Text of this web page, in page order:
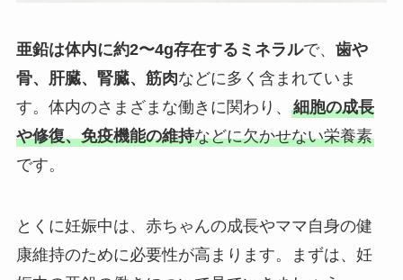
亜鉛は体内に約2〜4g存在するミネラルで、 歯や
骨、肝臓、腎臓、筋肉などに多く含まれていま
す。体内のさまざまな働きに関わり、 細胞の成長
や修復、免疫機能の維持などに欠かせない栄養素
です。
とくに妊娠中は、赤ちゃんの成長やママ自身の健
康維持のために必要性が高まります。まずは、妊